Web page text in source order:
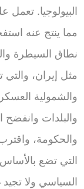
البيولوجيا. تعمل
مما ينتج عنه
نطاق السيطرة
مثل إيران، والتي
والشمولية
والبلدات وانفضح
والحكومة،
التي تضع
السياسي ولا تجيد